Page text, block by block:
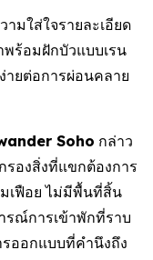
มใส่ใจรายละเอียด
ร้อมฝักบัวแบบเรน
ายต่อการผ่อนคลาย
Soho กล่าว
องสิ่งที่แขกต้องการ
เฟือย ไม่มีพื้นที่สิ้น
รณ์การเข้าพักที่ราบ
ออกแบบที่คำนึงถึง